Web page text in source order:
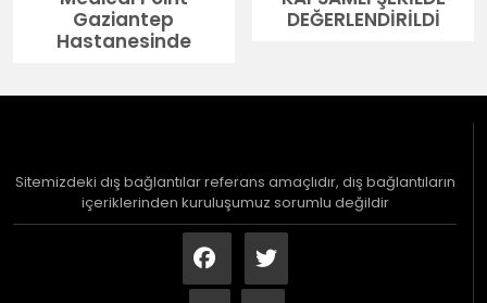
Gaziantep
Hastanesinde
DEĞERLENDİRİLDİ
Sitemizdeki dış bağlantılar referans amaçlıdır, dış bağlantıların
içeriklerinden kuruluşumuz sorumlu değildir